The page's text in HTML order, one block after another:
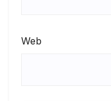
Web